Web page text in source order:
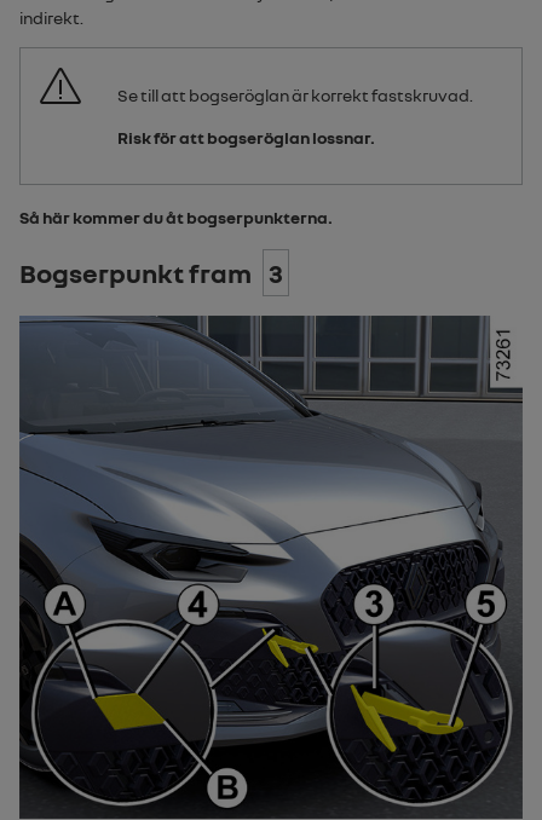
indirekt.
Se till att bogseröglan är korrekt fastskruvad.
Risk för att bogseröglan lossnar.
Så här kommer du åt bogserpunkterna.
Bogserpunkt fram 3